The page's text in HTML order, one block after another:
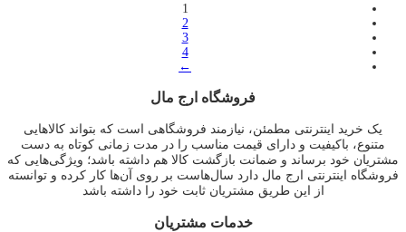
1
2
3
4
←
فروشگاه ارج مال
یک خرید اینترنتی مطمئن، نیازمند فروشگاهی است که بتواند کالاهایی
متنوع، باکیفیت و دارای قیمت مناسب را در مدت زمانی کوتاه به دست
مشتریان خود برساند و ضمانت بازگشت کالا هم داشته باشد؛ ویژگی‌هایی که
فروشگاه اینترنتی ارج مال دارد سال‌هاست بر روی آن‌ها کار کرده و توانسته
از این طریق مشتریان ثابت خود را داشته باشد
خدمات مشتریان